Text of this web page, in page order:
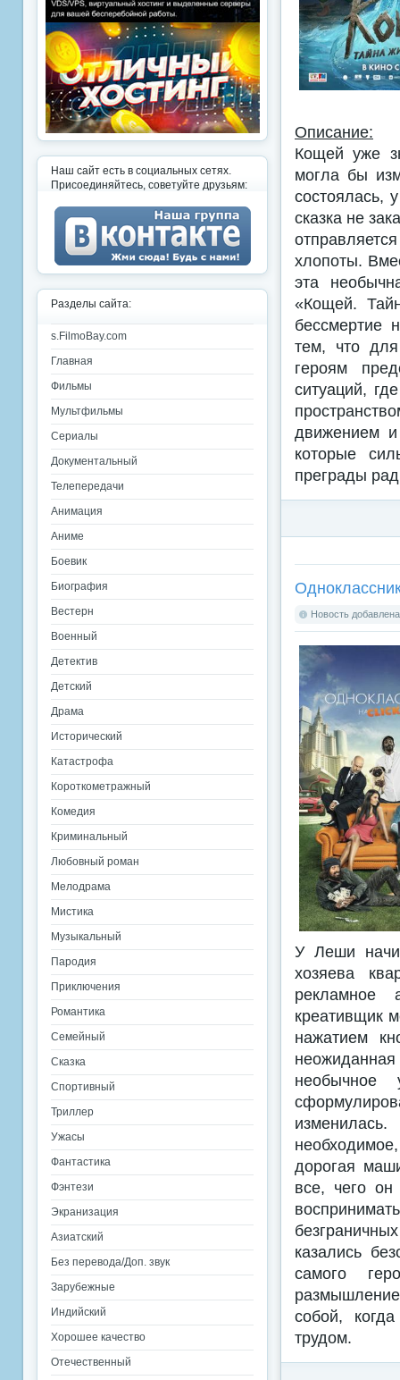
Описание:
Кощей уже
могла бы
состоялась,
сказка не
хлопоты.
эта
«Кощей.
бессмертие
тем, что
героям
ситуаций,
движением и
которые
преграды
Новость
У Леши
хозяева
рекламное
креативщик
нажатием
необычное
дорогая
все, чего
казались
самого
размышление
собой,
трудом.
Наш сайт есть в социальных сетях.
Присоединяйтесь, советуйте друзьям:
Разделы сайта:
s.FilmoBay.com
Главная
Фильмы
Мультфильмы
Сериалы
Документальный
Телепередачи
Анимация
Аниме
Боевик
Биография
Вестерн
Военный
Детектив
Детский
Драма
Исторический
Катастрофа
Короткометражный
Комедия
Криминальный
Любовный роман
Мелодрама
Мистика
Музыкальный
Пародия
Приключения
Романтика
Семейный
Сказка
Спортивный
Триллер
Ужасы
Фантастика
Фэнтези
Экранизация
Азиатский
Без перевода/Доп. звук
Зарубежные
Индийский
Хорошее качество
Отечественный